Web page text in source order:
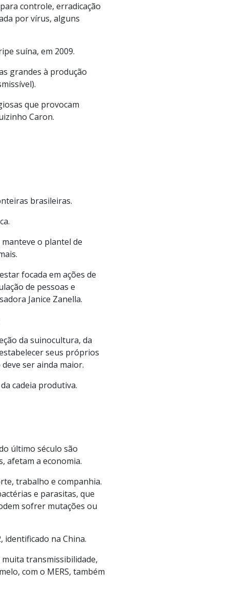
controle, erradicação
por vírus, alguns
suína, em 2009.
grandes à produção
que provocam
Caron.
brasileiras.
o plantel de
focada em ações de
de pessoas e
Janice Zanella.
da suinocultura, da
seus próprios
ser ainda maior.
cadeia produtiva.
último século são
afetam a economia.
trabalho e companhia.
e parasitas, que
sofrer mutações ou
identificado na China.
muita transmissibilidade,
com o MERS, também